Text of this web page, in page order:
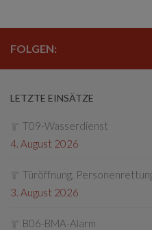
FOLGEN:
LETZTE EINSÄTZE
T09-Wasserdienst
4. August 2026
Türöffnung,
3. August 2026
B06-BMA-Alarm